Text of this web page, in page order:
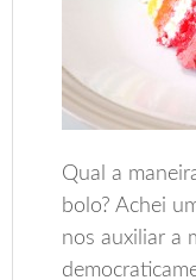
Qual a
bolo? Achei
nos auxiliar a